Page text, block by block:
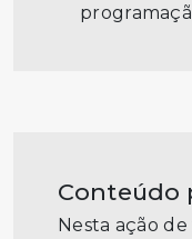
Conteúdo
Nesta ação